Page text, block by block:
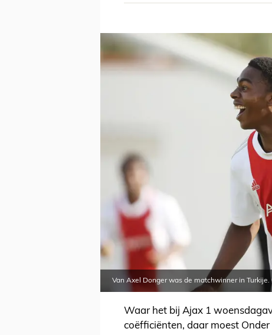
Van Axel Donger was de matchwinner in
Waar het bij Ajax 1
coëfficiënten, daar moest